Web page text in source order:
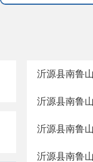
沂源县南鲁
沂源县南鲁
沂源县南鲁
沂源县南鲁